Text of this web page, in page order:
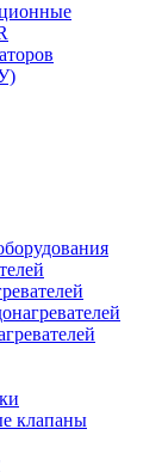
клапаны